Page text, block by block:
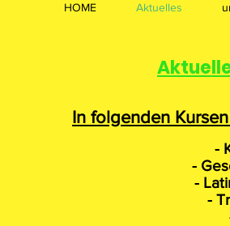
HOME Aktuelles
In folgenden
-
-
-
-